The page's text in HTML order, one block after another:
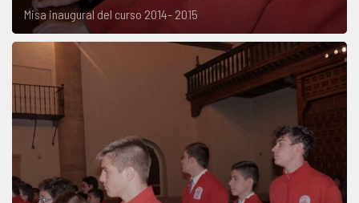
Misa inaugural del curso 2014- 2015